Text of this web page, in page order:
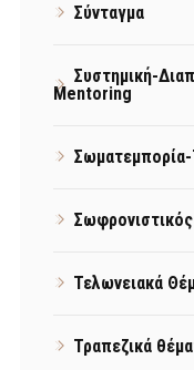
Σύνταγμα
Συστημική-
Mentoring
Τελωνειακά
Τραπεζικά